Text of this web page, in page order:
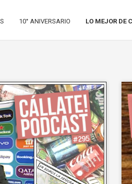
10° ANIVERSARIO LO MEJOR DE